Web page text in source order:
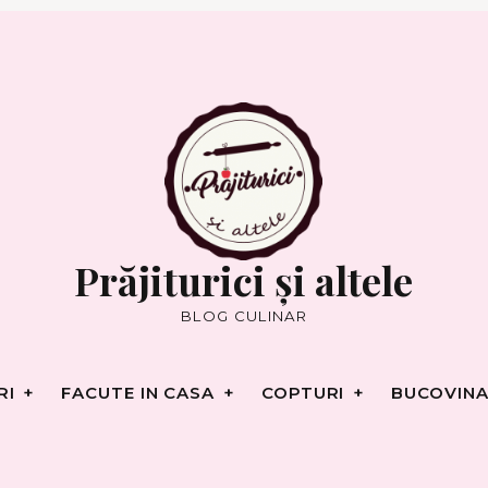
Prăjiturici și altele
BLOG CULINAR
FACUTE IN CASA COPTURI